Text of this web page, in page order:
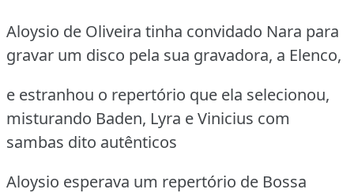
Aloysio de Oliveira tinha convidado Nara para
gravar um disco pela sua gravadora, a Elenco,
e estranhou o repertório que ela selecionou,
misturando Baden, Lyra e Vinicius com
sambas dito autênticos
Aloysio esperava um repertório de Bossa